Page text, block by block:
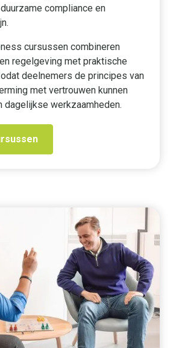
compliance en
cursussen combineren
regelgeving met praktische
deelnemers de principes van
met vertrouwen kunnen
dagelijkse werkzaamheden.